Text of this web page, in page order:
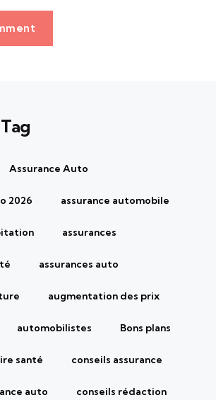
Assurance Auto
2026 assurance automobile
assurances
assurances auto
augmentation des prix
automobilistes Bons plans
santé conseils assurance
auto conseils rédaction